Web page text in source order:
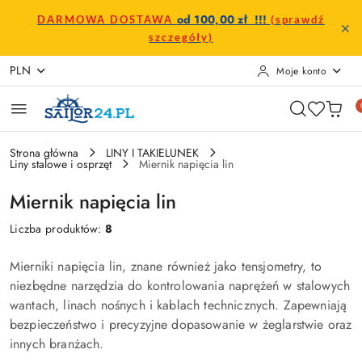
Przejdź do treści głównej
Przejdź do wyszukiwarki
Przejdź do moje konto
Przejdź do menu głównego
Przejdź do stopki
DARMOWA DOSTAWA od 100,00 zł !!! (sprawdź
szczegóły)
PLN Moje konto
Strona główna LINY I TAKIELUNEK
Liny stalowe i osprzęt Miernik napięcia lin
Miernik napięcia lin
Liczba produktów:8
Mierniki napięcia lin, znane również jako tensjometry, to
niezbędne narzędzia do kontrolowania naprężeń w stalowych
wantach, linach nośnych i kablach technicznych. Zapewniają
bezpieczeństwo i precyzyjne dopasowanie w żeglarstwie oraz
innych branżach.